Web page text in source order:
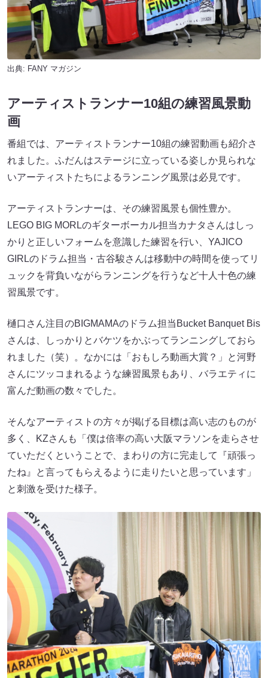
出典: FANY マガジン
アーティストランナー10組の練習風景動
画
番組では、アーティストランナー10組の練習動画も紹介さ
れました。ふだんはステージに立っている姿しか見られな
いアーティストたちによるランニング風景は必見です。
アーティストランナーは、その練習風景も個性豊か。
LEGO BIG MORLのギターボーカル担当カナタさんはしっ
かりと正しいフォームを意識した練習を行い、YAJICO
GIRLのドラム担当・古谷駿さんは移動中の時間を使ってリ
ュックを背負いながらランニングを行うなど十人十色の練
習風景です。
樋口さん注目のBIGMAMAのドラム担当Bucket Banquet Bis
さんは、しっかりとバケツをかぶってランニングしておら
れました（笑）。なかには「おもしろ動画大賞？」と河野
さんにツッコまれるような練習風景もあり、バラエティに
富んだ動画の数々でした。
そんなアーティストの方々が掲げる目標は高い志のものが
多く、KZさんも「僕は倍率の高い大阪マラソンを走らさせ
ていただくということで、まわりの方に完走して『頑張っ
たね』と言ってもらえるように走りたいと思っています」
と刺激を受けた様子。